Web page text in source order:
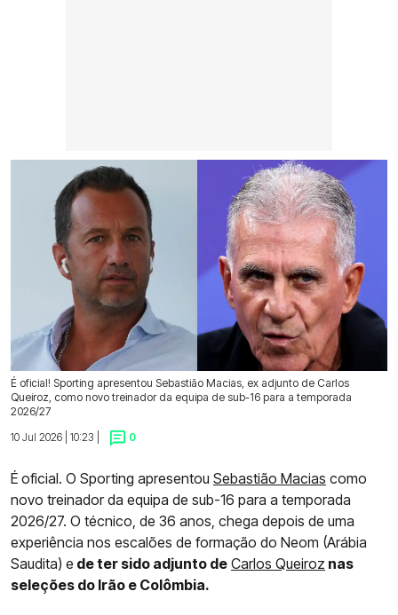
É oficial! Sporting apresentou Sebastião Macias, ex adjunto de Carlos
Queiroz, como novo treinador da equipa de sub-16 para a temporada
2026/27
10 Jul 2026 | 10:23 |
0
É oficial. O Sporting apresentou Sebastião Macias como
novo treinador da equipa de sub-16 para a temporada
2026/27. O técnico, de 36 anos, chega depois de uma
experiência nos escalões de formação do Neom (Arábia
Saudita) e de ter sido adjunto de Carlos Queiroz nas
seleções do Irão e Colômbia.